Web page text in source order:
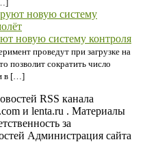
новую систему контроля
проведут при загрузке на
позволит сократить число
в […]
RSS канала
и lenta.ru . Материалы
за
Администрация сайта